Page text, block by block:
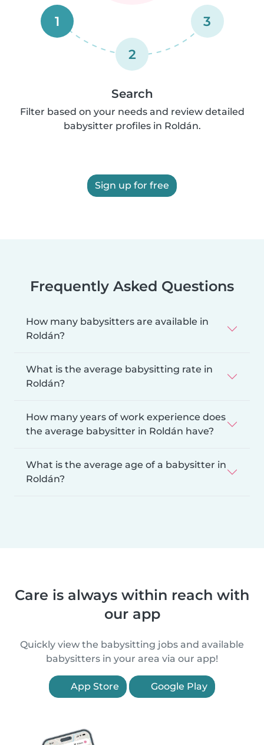
1
2
3
Search
Filter based on your needs and review detailed
babysitter profiles in Roldán.
Sign up for free
Frequently Asked Questions
How many babysitters are available in
Roldán?
What is the average babysitting rate in
Roldán?
How many years of work experience does
the average babysitter in Roldán have?
What is the average age of a babysitter in
Roldán?
Care is always within reach with
our app
Quickly view the babysitting jobs and available
babysitters in your area via our app!
App Store Google Play